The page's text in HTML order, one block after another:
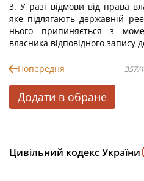
3. У разі відмови від права
яке підлягають державній
нього припиняється з
власника відповідного запису
Попередня 357/
Додати в обране
Цивільний кодекс України